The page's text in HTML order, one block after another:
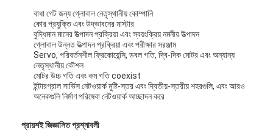
বুoom ব্যারিয়ার গেট
গাড়ি পার্কিং ব্যারিয়ার গেট
ত্রিপাক্ষ ঘূর্ণন গেট
বাধা গেট জন্য গ্লোবাল নেতৃস্থানীয় কোম্পানি
কোর প্রযুক্তি এবং উদ্ভাবনের মাস্টার
বুদ্ধিমান মানের উত্পাদন প্রক্রিয়া এবং স্বয়ংক্রিয় নমনীয় উত্পাদন
গ্লোবাল উন্নত উত্পাদন প্রক্রিয়া এবং পরীক্ষার সরঞ্জাম
Servo, পরিবর্তনশীল ফ্রিকোয়েন্সি, ডবল গতি, দ্বি-দিক মোটর এবং অন্যান্য
নেতৃস্থানীয় কৌশল
মোটর উচ্চ গতি এবং কম গতি coexist
ইন্টারগ্রাল সার্ভিস নেটওয়ার্ক মুষ্টি-স্তর এবং দ্বিতীয়-স্তরীয় শহরগুলি, এবং আরও
অনেকগুলি নির্মাণ পরিষেবা নেটওয়ার্ক আচ্ছাদন করে
প্রায়শই জিজ্ঞাসিত প্রশ্নাবলী